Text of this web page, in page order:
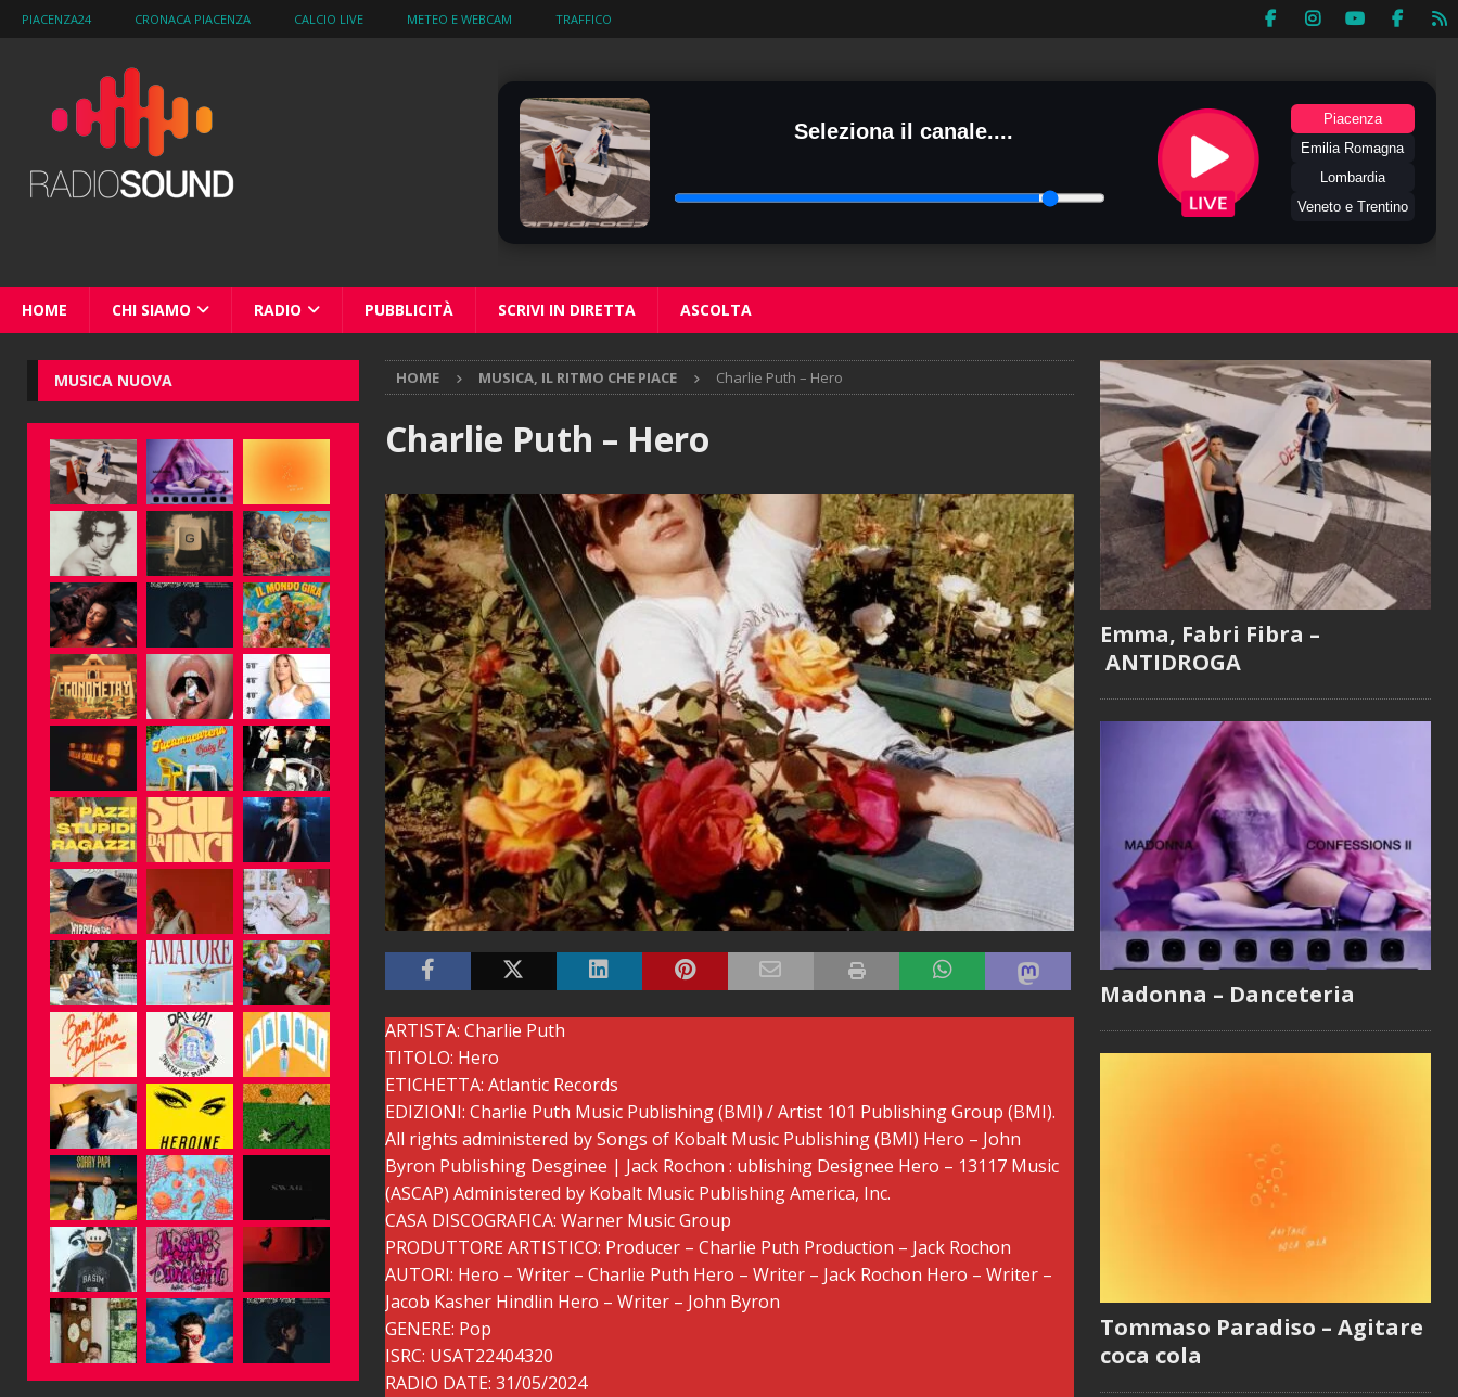
PIACENZA24 CRONACA PIACENZA CALCIO LIVE METEO E WEBCAM TRAFFICO
Seleziona il canale....
Piacenza
Emilia Romagna
Lombardia
Veneto e Trentino
HOME CHI SIAMO RADIO PUBBLICITÀ SCRIVI IN DIRETTA ASCOLTA
HOME MUSICA, IL RITMO CHE PIACE Charlie Puth – Hero
Charlie Puth – Hero
ARTISTA: Charlie Puth
TITOLO: Hero
ETICHETTA: Atlantic Records
EDIZIONI: Charlie Puth Music Publishing (BMI) / Artist 101 Publishing Group (BMI).
All rights administered by Songs of Kobalt Music Publishing (BMI) Hero – John
Byron Publishing Desginee | Jack Rochon : ublishing Designee Hero – 13117 Music
(ASCAP) Administered by Kobalt Music Publishing America, Inc.
CASA DISCOGRAFICA: Warner Music Group
PRODUTTORE ARTISTICO: Producer – Charlie Puth Production – Jack Rochon
AUTORI: Hero – Writer – Charlie Puth Hero – Writer – Jack Rochon Hero – Writer –
Jacob Kasher Hindlin Hero – Writer – John Byron
GENERE: Pop
ISRC: USAT22404320
RADIO DATE: 31/05/2024
MUSICA NUOVA
Emma, Fabri Fibra –
ANTIDROGA
Madonna – Danceteria
Tommaso Paradiso – Agitare
coca cola